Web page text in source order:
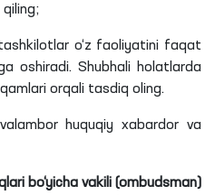
o‘z faoliyatini faqat
oshiradi. Shubhali holatlarda
orqali tasdiq oling.
huquqiy xabardor va
bo‘yicha vakili (ombudsman)